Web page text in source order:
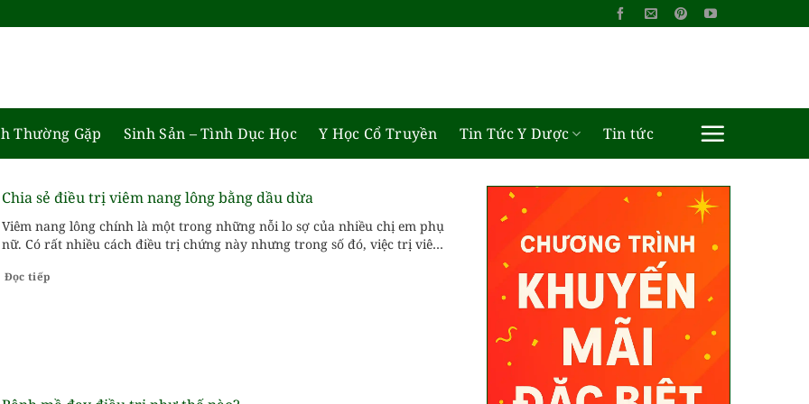
Thường Gặp Sinh Sản – Tình Dục Học Y Học Cổ Truyền Tin Tức Y Dược Tin tức
Chia sẻ điều trị viêm nang lông bằng dầu dừa
Viêm nang lông chính là một trong những nỗi lo sợ của nhiều chị em phụ
nữ. Có rất nhiều cách điều trị chứng này nhưng trong số đó, việc trị viêm
Đọc tiếp